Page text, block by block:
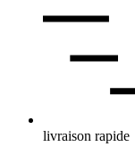
livraison rapide